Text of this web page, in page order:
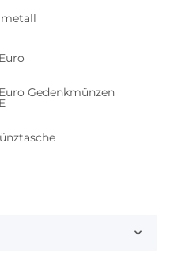
Gedenkmünzen